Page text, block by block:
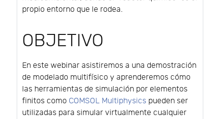
propio entorno que le rodea.
OBJETIVO
En este webinar asistiremos a una demostración
de modelado multifísico y aprenderemos cómo
las herramientas de simulación por elementos
finitos como COMSOL Multiphysics pueden ser
utilizadas para simular virtualmente cualquier